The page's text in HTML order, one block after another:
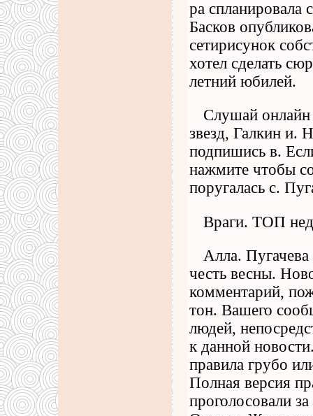
ра спланировала
Басков
сетирисунок
хотел сделать
летний юбилей.
Слушай
звезд, Галкин и.
подпишись в.
нажмите чтобы
поругалась с.
Враги. ТОП
Алла. Пугачева
честь весны.
комментарий,
тон. Вашего
людей,
к данной
правила грубо
Полная версия
проголосовали